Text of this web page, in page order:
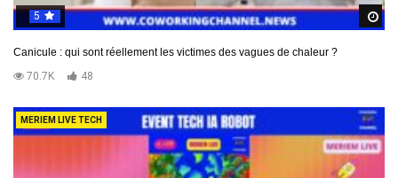
5
Canicule : qui sont réellement les victimes des vagues de chaleur ?
70.7K
48
MERIEM LIVE TECH